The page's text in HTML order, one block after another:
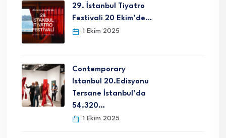
29. İstanbul Tiyatro
Festivali 20 Ekim’de…
1 Ekim 2025
Contemporary
Istanbul 20.Edisyonu
Tersane İstanbul’da
54.320…
1 Ekim 2025